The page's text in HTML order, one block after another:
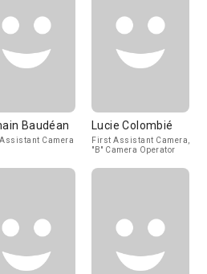
Baudéan
Camera
Lucie Colombié
First Assistant Camera,
"B" Camera Operator